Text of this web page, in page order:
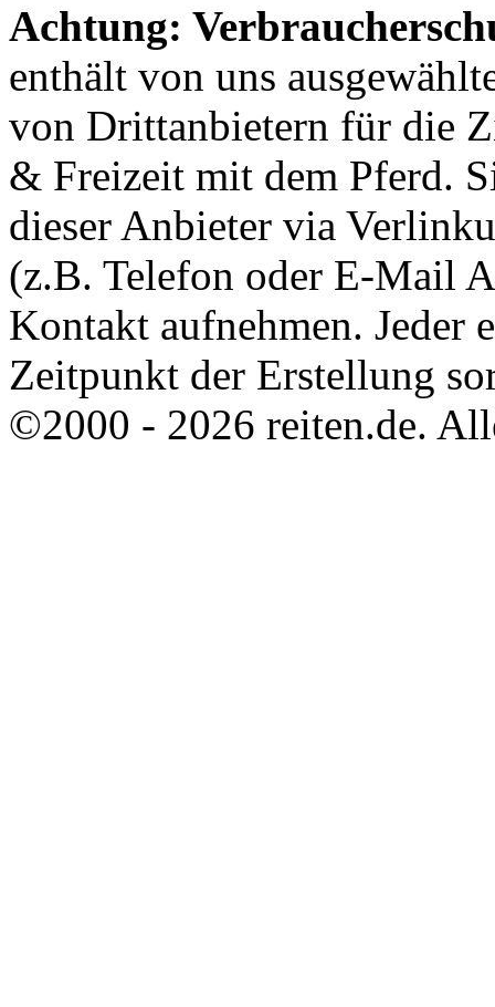
Achtung:
enthält von uns
von Drittanbietern für die
& Freizeit mit dem Pferd.
dieser Anbieter via
(z.B. Telefon oder E-Mail
Kontakt aufnehmen. Jeder
Zeitpunkt der Erstellung
©2000 - 2026 reiten.de.